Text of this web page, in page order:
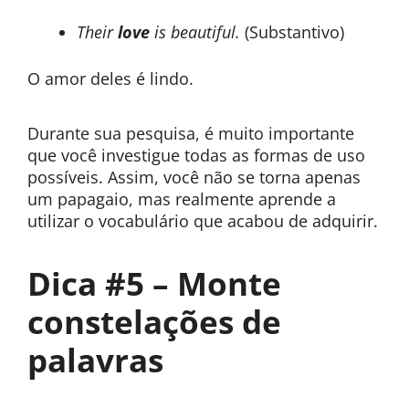
Theirlove is beautiful. (Substantivo)
O amor deles é lindo.
Durante sua pesquisa, é muito importante
que você investigue todas as formas de uso
possíveis. Assim, você não se torna apenas
um papagaio, mas realmente aprende a
utilizar o vocabulário que acabou de adquirir.
Dica #5 – Monte
constelações de
palavras